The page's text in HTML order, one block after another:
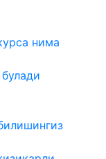
нима